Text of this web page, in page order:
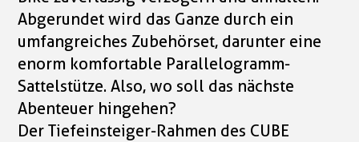
Abgerundet wird das Ganze durch ein
umfangreiches Zubehörset, darunter eine
enorm komfortable Parallelogramm-
Sattelstütze. Also, wo soll das nächste
Abenteuer hingehen?
Der Tiefeinsteiger-Rahmen des CUBE